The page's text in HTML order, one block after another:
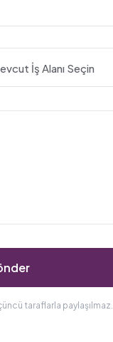
İş Alanı Seçin
taraflarla paylaşılmaz.